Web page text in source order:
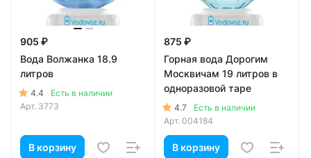
905 ₽
Вода Волжанка 18.9
литров
4.4
Есть в наличии
Арт. 3773
В корзину
875 ₽
Горная вода Дорогим
Москвичам 19 литров в
одноразовой таре
4.7
Есть в наличии
Арт. 004184
В корзину